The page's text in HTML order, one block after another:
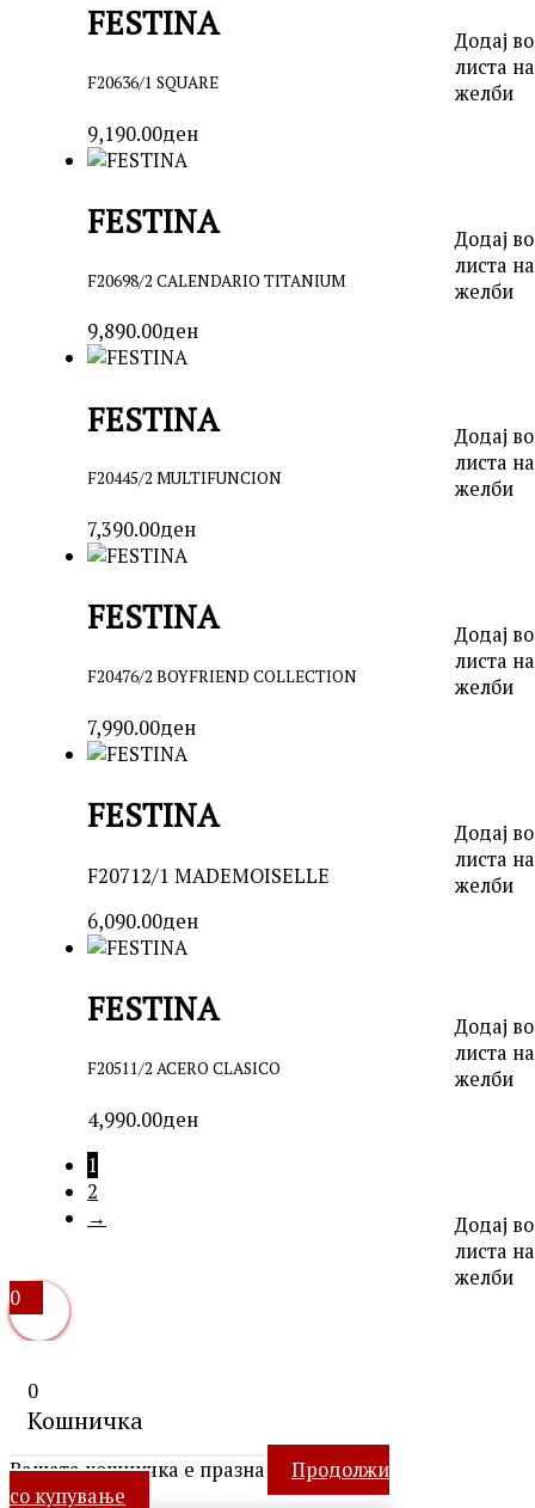
Додај во
листа на
желби
FESTINA
F20636/1 SQUARE
9,190.00ден
Додај во
листа на
желби
FESTINA
F20698/2 CALENDARIO TITANIUM
9,890.00ден
Додај во
листа на
желби
FESTINA
F20445/2 MULTIFUNCION
7,390.00ден
Додај во
листа на
желби
FESTINA
F20476/2 BOYFRIEND COLLECTION
7,990.00ден
Додај во
листа на
желби
FESTINA
F20712/1 MADEMOISELLE
6,090.00ден
Додај во
листа на
желби
FESTINA
F20511/2 ACERO CLASICO
4,990.00ден
Додај во
листа на
желби
1
2
→
0
0
Кошничка
Вашата кошничка е празна
Продолжи
со купување